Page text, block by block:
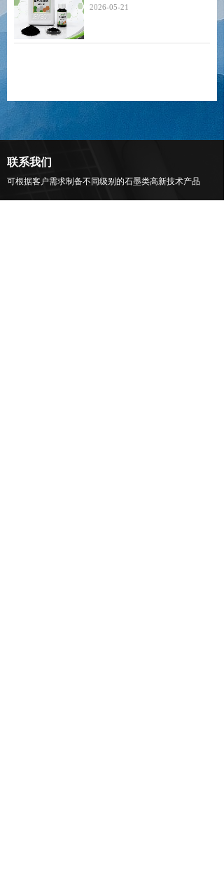
2026-05-21
可根据客户需求制备不同级别的石墨类高新技术产品
联系我们